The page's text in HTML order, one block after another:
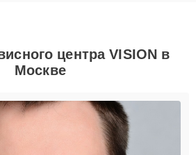
центра VISION в
Москве